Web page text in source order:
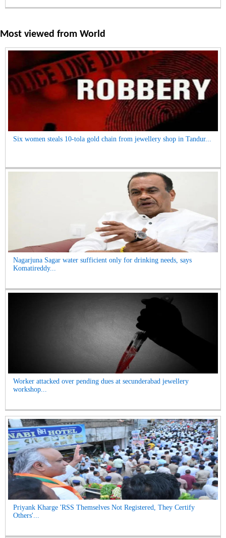
Most viewed from World
Six women steals 10-tola gold chain from jewellery shop in Tandur...
Nagarjuna Sagar water sufficient only for drinking needs, says
Komatireddy...
Worker attacked over pending dues at secunderabad jewellery
workshop...
Priyank Kharge 'RSS Themselves Not Registered, They Certify
Others'...